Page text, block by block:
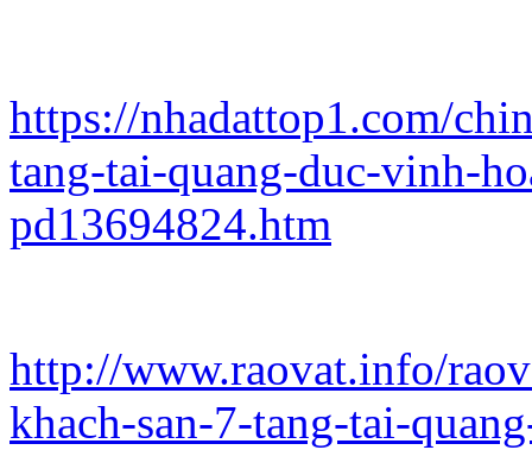
https://nhadattop1.com/
tang-tai-quang-duc-vinh-
pd13694824.htm
http://www.raovat.info/
khach-san-7-tang-tai-